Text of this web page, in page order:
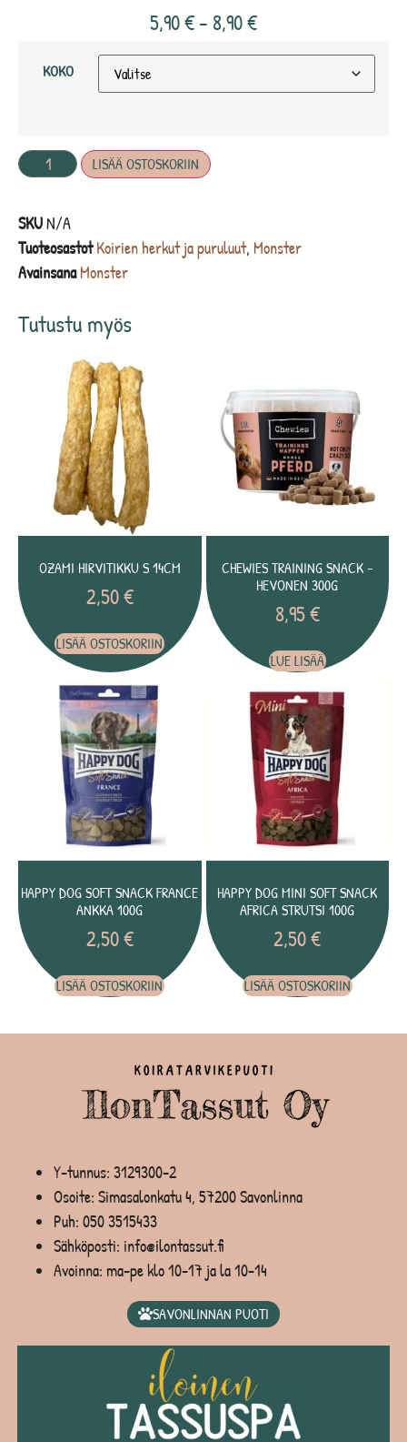
Tutustu myös
OZAMI HIRVITIKKU S 14CM
2,50€
LISÄÄ OSTOSKORIIN
CHEWIES TRAINING SNACK –
HEVONEN 300G
8,95€
LUE LISÄÄ
HAPPY DOG SOFT SNACK FRANCE
ANKKA 100G
2,50€
LISÄÄ OSTOSKORIIN
HAPPY DOG MINI SOFT SNACK
AFRICA STRUTSI 100G
2,50€
LISÄÄ OSTOSKORIIN
5,90€– 8,90€
KOKO
LISÄÄ OSTOSKORIIN
SKUN/A
Tuoteosastot Koirien herkut ja puruluut, Monster
Avainsana Monster
Y-tunnus: 3129300-2
Osoite: Simasalonkatu 4, 57200 Savonlinna
Puh: 050 3515433
Sähköposti: info@ilontassut.fi
Avoinna: ma-pe klo 10-17 ja la 10-14
SAVONLINNAN PUOTI